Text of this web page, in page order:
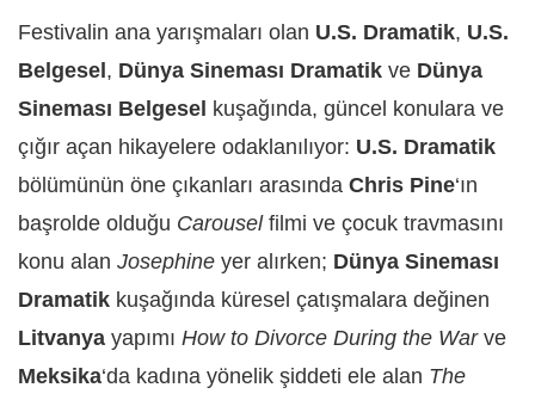
Festivalin ana yarışmaları olan U.S. Dramatik, U.S.
Belgesel, Dünya Sineması Dramatik ve Dünya
Sineması Belgesel kuşağında, güncel konulara ve
çığır açan hikayelere odaklanılıyor: U.S. Dramatik
bölümünün öne çıkanları arasında Chris Pine‘ın
başrolde olduğu Carouselfilmi ve çocuk travmasını
konu alan Josephine yer alırken; Dünya Sineması
Dramatik kuşağında küresel çatışmalara değinen
Litvanya yapımı How to Divorce During the Warve
Meksika‘da kadına yönelik şiddeti ele alan The